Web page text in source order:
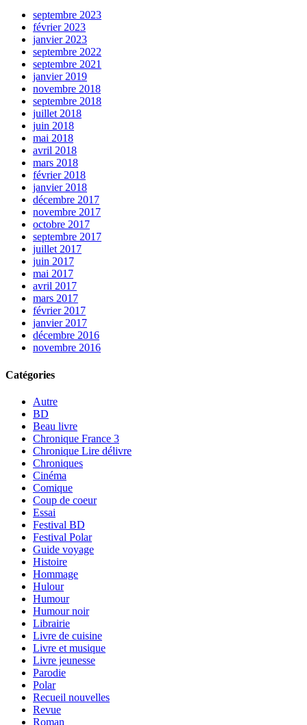
septembre 2023
février 2023
janvier 2023
septembre 2022
septembre 2021
janvier 2019
novembre 2018
septembre 2018
juillet 2018
juin 2018
mai 2018
avril 2018
mars 2018
février 2018
janvier 2018
décembre 2017
novembre 2017
octobre 2017
septembre 2017
juillet 2017
juin 2017
mai 2017
avril 2017
mars 2017
février 2017
janvier 2017
décembre 2016
novembre 2016
Catégories
Autre
BD
Beau livre
Chronique France 3
Chronique Lire délivre
Chroniques
Cinéma
Comique
Coup de coeur
Essai
Festival BD
Festival Polar
Guide voyage
Histoire
Hommage
Hulour
Humour
Humour noir
Librairie
Livre de cuisine
Livre et musique
Livre jeunesse
Parodie
Polar
Recueil nouvelles
Revue
Roman